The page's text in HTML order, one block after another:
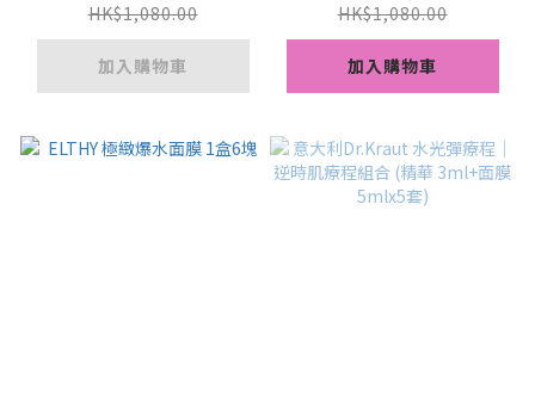
HK$1,080.00
加入購物車
HK$1,080.00
加入購物車